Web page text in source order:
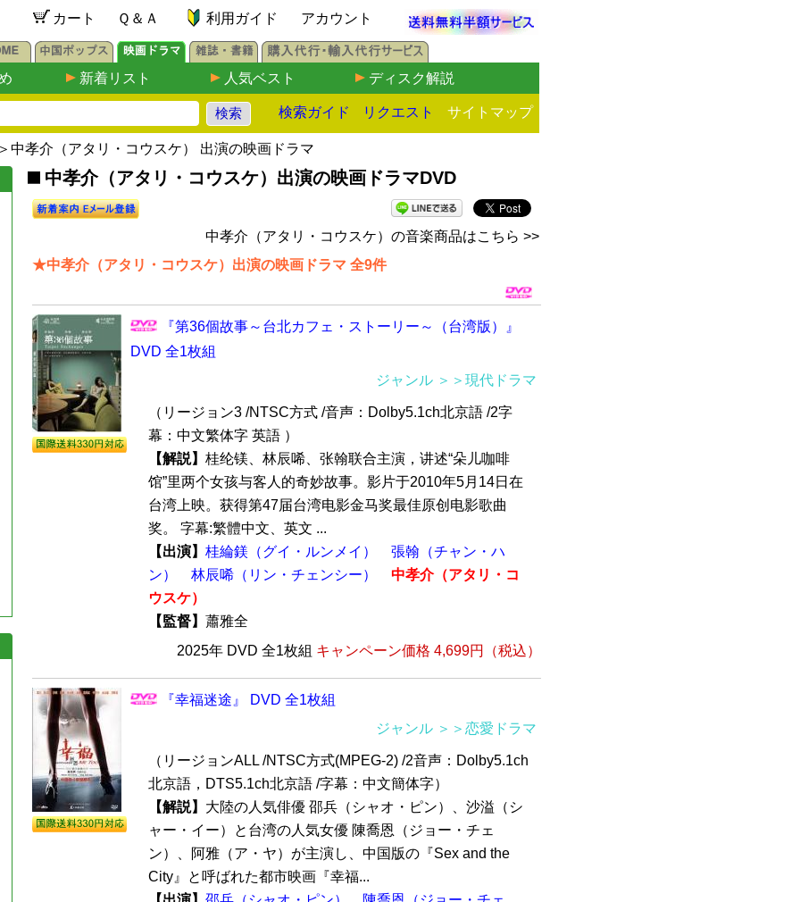
カート Ｑ＆Ａ 利用ガイド アカウント
新着リスト 人気ベスト ディスク解説
検索ガイド リクエスト サイトマップ
＞中孝介（アタリ・コウスケ） 出演の映画ドラマ
中孝介（アタリ・コウスケ）出演の映画ドラマDVD
中孝介（アタリ・コウスケ）の音楽商品はこちら >>
★中孝介（アタリ・コウスケ）出演の映画ドラマ 全9件
『第36個故事～台北カフェ・ストーリー～（台湾版）』
DVD 全1枚組
ジャンル ＞＞現代ドラマ
（リージョン3 /NTSC方式 /音声：Dolby5.1ch北京語 /2字
幕：中文繁体字 英語 ）
【解説】 桂纶镁、林辰唏、张翰联合主演，讲述“朵儿咖啡
馆”里两个女孩与客人的奇妙故事。影片于2010年5月14日在
台湾上映。获得第47届台湾电影金马奖最佳原创电影歌曲
奖。 字幕:繁體中文、英文 ...
【出演】 桂綸鎂（グイ・ルンメイ）
張翰（チャン・ハ
ン）
林辰唏（リン・チェンシー）
中孝介（アタリ・コ
ウスケ）
【監督】 蕭雅全
2025年 DVD 全1枚組 キャンペーン価格 4,699円（税込）
『幸福迷途』 DVD 全1枚組
ジャンル ＞＞恋愛ドラマ
（リージョンALL /NTSC方式(MPEG-2) /2音声：Dolby5.1ch
北京語，DTS5.1ch北京語 /字幕：中文簡体字）
【解説】 大陸の人気俳優 邵兵（シャオ・ピン）、沙溢（シ
ャー・イー）と台湾の人気女優 陳喬恩（ジョー・チェ
ン）、阿雅（ア・ヤ）が主演し、中国版の『Sex and the
City』と呼ばれた都市映画『幸福...